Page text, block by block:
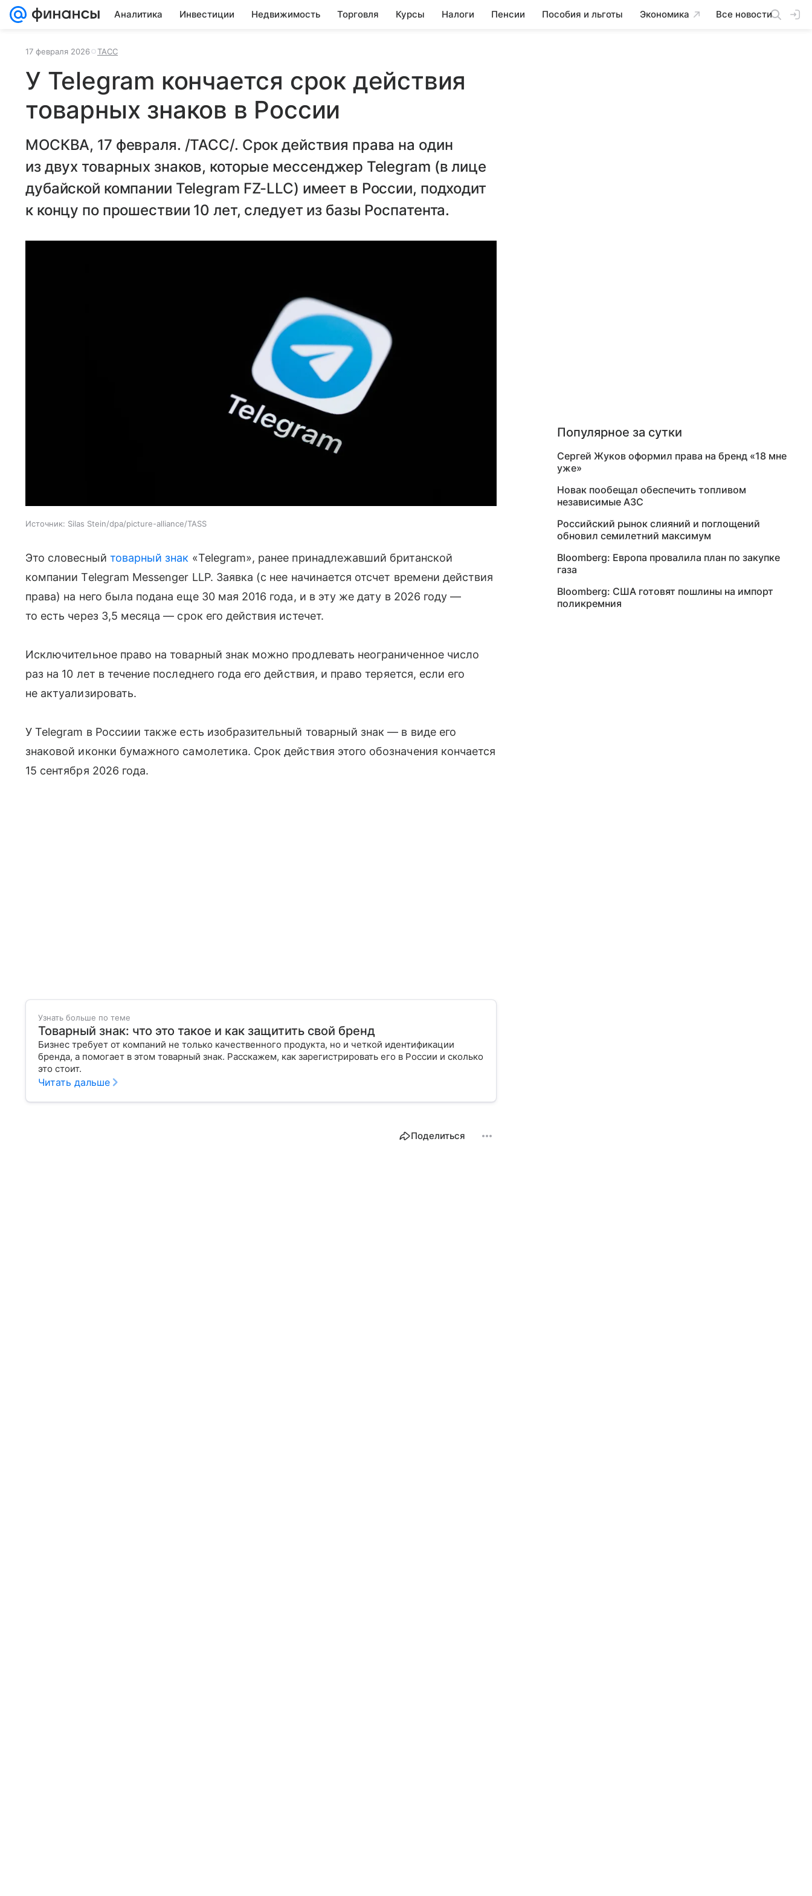
Аналитика Инвестиции Недвижимость Торговля Курсы Налоги Пенсии Пособия и льготы Экономика Все новости
17 февраля 2026 ТАСС
У Telegram кончается срок действия
товарных знаков в России
МОСКВА, 17 февраля. /ТАСС/. Срок действия права на один
из двух товарных знаков, которые мессенджер Telegram (в лице
дубайской компании Telegram FZ-LLC) имеет в России, подходит
к концу по прошествии 10 лет, следует из базы Роспатента.
Источник: Silas Stein/dpa/picture-alliance/TASS
Это словесный товарный знак «Telegram», ранее принадлежавший британской
компании Telegram Messenger LLP. Заявка (с нее начинается отсчет времени действия
права) на него была подана еще 30 мая 2016 года, и в эту же дату в 2026 году —
то есть через 3,5 месяца — срок его действия истечет.
Исключительное право на товарный знак можно продлевать неограниченное число
раз на 10 лет в течение последнего года его действия, и право теряется, если его
не актуализировать.
У Telegram в Россиии также есть изобразительный товарный знак — в виде его
знаковой иконки бумажного самолетика. Срок действия этого обозначения кончается
15 сентября 2026 года.
Узнать больше по теме
Товарный знак: что это такое и как защитить свой бренд
Бизнес требует от компаний не только качественного продукта, но и четкой идентификации
бренда, а помогает в этом товарный знак. Расскажем, как зарегистрировать его в России и сколько
это стоит.
Читать дальше
Поделиться
Популярное за сутки
Сергей Жуков оформил права на бренд «18 мне
уже»
Новак пообещал обеспечить топливом
независимые АЗС
Российский рынок слияний и поглощений
обновил семилетний максимум
Bloomberg: Европа провалила план по закупке
газа
Bloomberg: США готовят пошлины на импорт
поликремния